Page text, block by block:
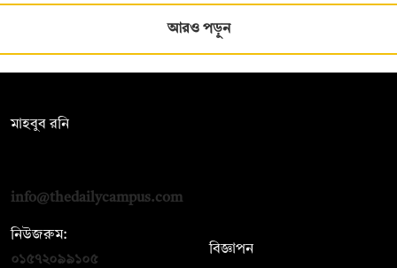
আরও পড়ুন
মাহবুব রনি
info@thedailycampus.com
নিউজরুম:
০১৫৭২০৯৯১০৫
বিজ্ঞাপন